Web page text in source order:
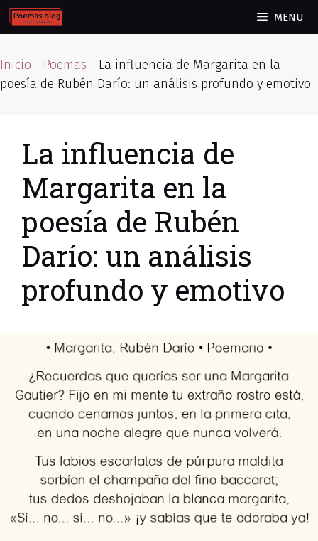
Skip
to
MENU
Inicio - Poemas - La influencia de Margarita en la
poesía de Rubén Darío: un análisis profundo y emotivo
La influencia de
Margarita en la
poesía de Rubén
Darío: un análisis
profundo y emotivo